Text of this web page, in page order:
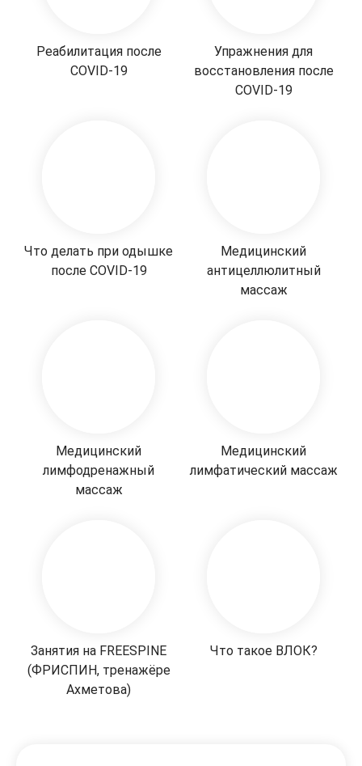
Реабилитация после
COVID-19
Упражнения для
восстановления после
COVID-19
Что делать при одышке
после COVID-19
Медицинский
антицеллюлитный
массаж
Медицинский
лимфодренажный
массаж
Медицинский
лимфатический массаж
Занятия на FREESPINE
(ФРИСПИН, тренажёре
Ахметова)
Что такое ВЛОК?